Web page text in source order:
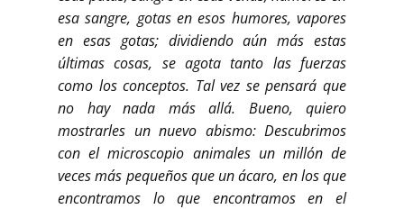
esa sangre, gotas en esos humores, vapores
en esas gotas; dividiendo aún más estas
últimas cosas, se agota tanto las fuerzas
como los conceptos. Tal vez se pensará que
no hay nada más allá. Bueno, quiero
mostrarles un nuevo abismo: Descubrimos
con el microscopio animales un millón de
veces más pequeños que un ácaro, en los que
encontramos lo que encontramos en el